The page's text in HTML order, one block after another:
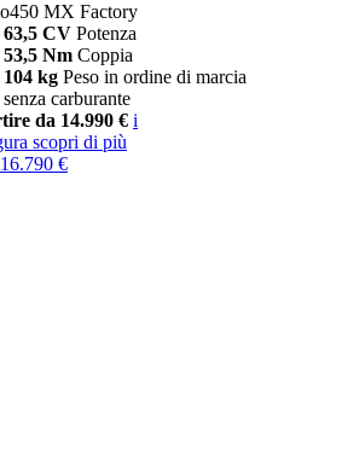
MX Factory
63,5 CV Potenza
53,5 Nm Coppia
104 kg Peso in ordine di marcia
senza carburante
da 14.990 € i
scopri di più
€